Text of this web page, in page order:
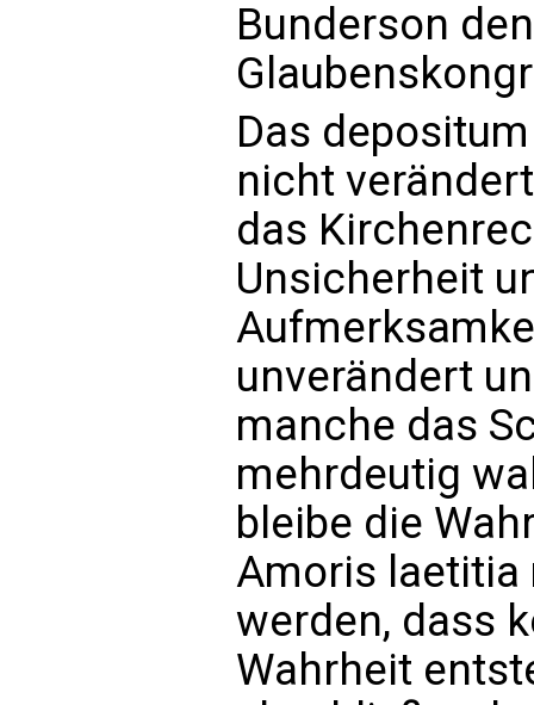
Bunderson
Das
nicht
das
Unsicherheit
unverändert
manche das
mehrdeutig
bleibe die
Amoris
werden, dass
Wahrheit